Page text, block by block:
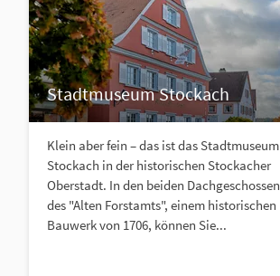
Stadtmuseum Stockach
Klein aber fein – das ist das Stadtmuseum
Stockach in der historischen Stockacher
Oberstadt. In den beiden Dachgeschossen
des "Alten Forstamts", einem historischen
Bauwerk von 1706, können Sie...